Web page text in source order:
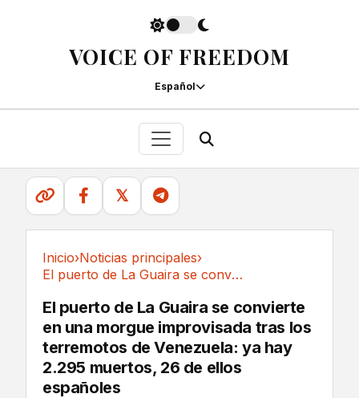
VOICE OF FREEDOM
Español
𝕏
Inicio›Noticias principales›
El puerto de La Guaira se convierte en una...
El puerto de La Guaira se convierte
en una morgue improvisada tras los
terremotos de Venezuela: ya hay
2.295 muertos, 26 de ellos
españoles